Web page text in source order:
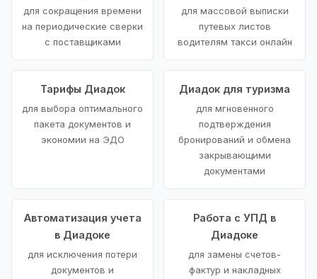
для сокращения времени
на периодические сверки
с поставщиками
для массовой выписки
путевых листов
водителям такси онлайн
Тарифы Диадок
для выбора оптимального
пакета документов и
экономии на ЭДО
Диадок для туризма
для мгновенного
подтверждения
бронирований и обмена
закрывающими
документами
Автоматизация учета
в Диадоке
для исключения потери
документов и
Работа с УПД в
Диадоке
для замены счетов-
фактур и накладных